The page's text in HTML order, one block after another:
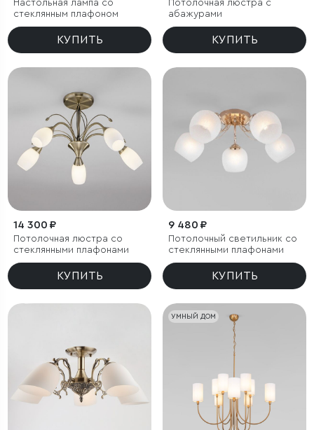
Настольная лампа со
стеклянным плафоном
КУПИТЬ
Потолочная люстра с
абажурами
КУПИТЬ
14 300 ₽
Потолочная люстра со
стеклянными плафонами
КУПИТЬ
9 480 ₽
Потолочный светильник со
стеклянными плафонами
КУПИТЬ
УМНЫЙ ДОМ